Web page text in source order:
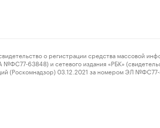
о регистрации средства массовой
63848) и сетевого издания «РБК»
(Роскомнадзор) 03.12.2021 за номером ЭЛ